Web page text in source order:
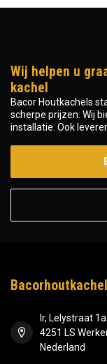
Wij helpen u
kachel
Bacor Houtkachels
scherpe prijzen. Wij
installatie. Ook
Ir, Lelystraat 1a
4251 LS
Nederland